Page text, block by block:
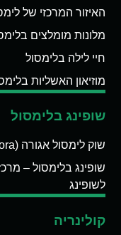
האיזור המרכזי של
מלונות מומלצים
חיי לילה בלימסול
מוזיאון האשליות
שופינג בלימסול
שוק לימסול אגורה (Limassol Agora)
שופינג בלימסול –
לשופינג
קולינריה